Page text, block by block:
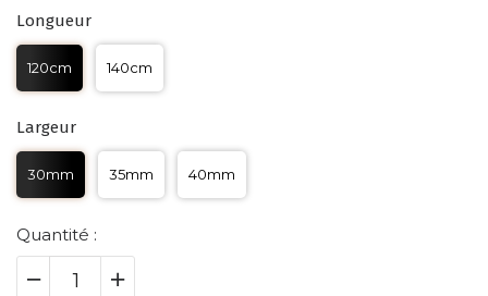
Longueur
120cm 140cm
Largeur
30mm 35mm 40mm
Quantité :